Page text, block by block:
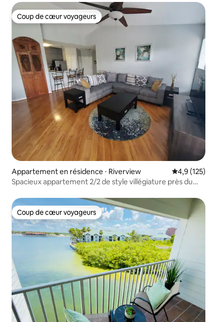
Coup de cœur voyageurs
Coup de cœur voyageurs
Appartement en résidence ⋅ Riverview Évaluation
4,9 (125)
Spacieux appartement 2/2 de style villégiature près du
Coup de cœur voyageurs
Coup de cœur voyageurs